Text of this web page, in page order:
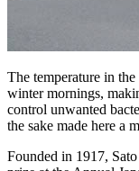
The temperature in
winter mornings,
control unwanted
the sake made here a
Founded in 1917,